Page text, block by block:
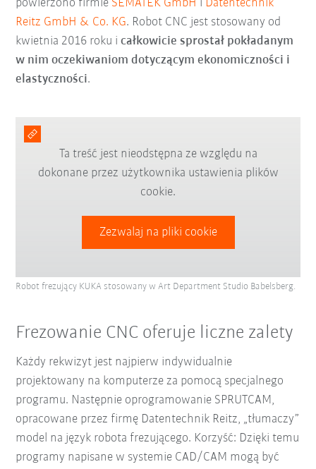
powierzono firmie SEMATEK GmbH i Datentechnik
Reitz GmbH & Co. KG. Robot CNC jest stosowany od
kwietnia 2016 roku icałkowicie sprostał pokładanym
w nim oczekiwaniom dotyczącym ekonomiczności i
elastyczności.
Ta treść jest nieodstępna ze względu na
dokonane przez użytkownika ustawienia plików
cookie.
Zezwalaj na pliki cookie
Robot frezujący KUKA stosowany w Art Department Studio Babelsberg.
Frezowanie CNC oferuje liczne zalety
Każdy rekwizyt jest najpierw indywidualnie
projektowany na komputerze za pomocą specjalnego
programu. Następnie oprogramowanie SPRUTCAM,
opracowane przez firmę Datentechnik Reitz, „tłumaczy”
model na język robota frezującego. Korzyść: Dzięki temu
programy napisane w systemie CAD/CAM mogą być